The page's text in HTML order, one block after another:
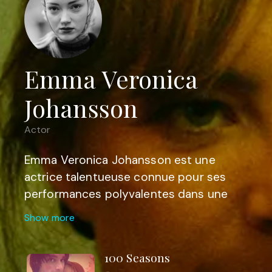
Emma Veronica
Johansson
Actor
Emma Veronica Johansson est une
actrice talentueuse connue pour ses
performances polyvalentes dans une
variété de genres cinématographiques.
Elle a été reconnue pour son rôle dans le
drame acclamé par la critique "The
Velvet Horizon" (2017) et a ensuite joué
Show more
100 Seasons